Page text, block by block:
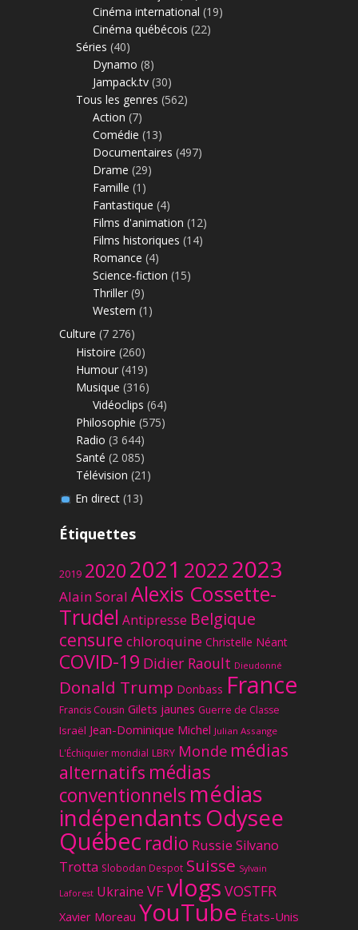
Cinéma international (19)
Cinéma québécois (22)
Séries (40)
Dynamo (8)
Jampack.tv (30)
Tous les genres (562)
Action (7)
Comédie (13)
Documentaires (497)
Drame (29)
Famille (1)
Fantastique (4)
Films d'animation (12)
Films historiques (14)
Romance (4)
Science-fiction (15)
Thriller (9)
Western (1)
Culture (7 276)
Histoire (260)
Humour (419)
Musique (316)
Vidéoclips (64)
Philosophie (575)
Radio (3 644)
Santé (2 085)
Télévision (21)
En direct(13)
Étiquettes
2019 20202021 20222023
Alain Soral Alexis Cossette-
Trudel Antipresse Belgique
censure chloroquine Christelle Néant
COVID-19 Didier Raoult Dieudonné
Donald Trump Donbass France
Francis Cousin Gilets jaunes Guerre de Classe
Israël Jean-Dominique Michel Julian Assange
L'Échiquier mondial LBRY Monde médias
alternatifs médias
conventionnels médias
indépendantsOdysee
Québec radio Russie Silvano
Trotta Slobodan Despot Suisse Sylvain
Laforest Ukraine VFvlogs VOSTFR
Xavier Moreau YouTube États-Unis